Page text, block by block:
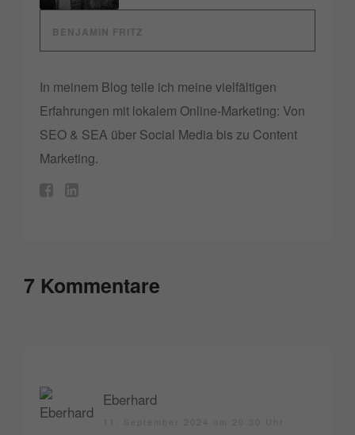
BENJAMIN FRITZ
In meinem Blog teile ich meine vielfältigen
Erfahrungen mit lokalem Online-Marketing: Von
SEO & SEA über Social Media bis zu Content
Marketing.
7 Kommentare
Eberhard